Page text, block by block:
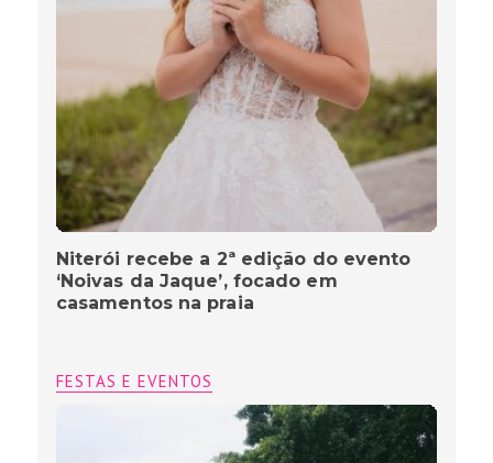
Niterói recebe a 2ª edição do evento
‘Noivas da Jaque’, focado em
casamentos na praia
FESTAS E EVENTOS